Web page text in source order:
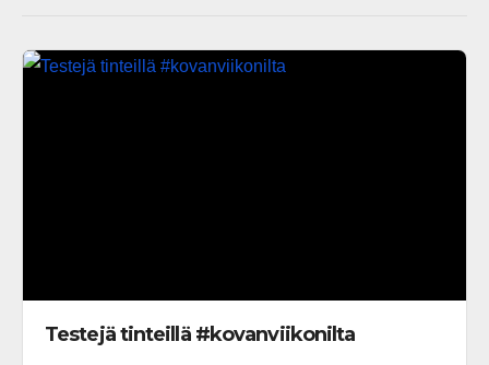
Testejä tinteillä #kovanviikonilta